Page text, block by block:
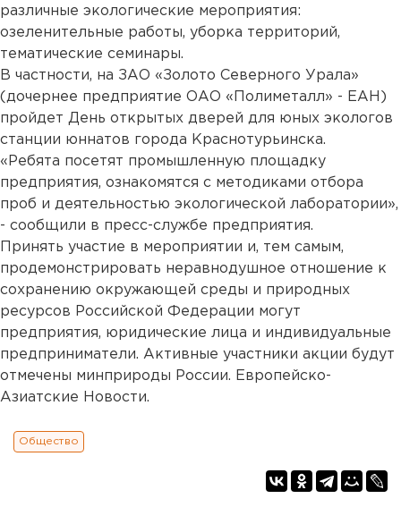
различные экологические мероприятия:
озеленительные работы, уборка территорий,
тематические семинары.
В частности, на ЗАО «Золото Северного Урала»
(дочернее предприятие ОАО «Полиметалл» - ЕАН)
пройдет День открытых дверей для юных экологов
станции юннатов города Краснотурьинска.
«Ребята посетят промышленную площадку
предприятия, ознакомятся с методиками отбора
проб и деятельностью экологической лаборатории»,
- сообщили в пресс-службе предприятия.
Принять участие в мероприятии и, тем самым,
продемонстрировать неравнодушное отношение к
сохранению окружающей среды и природных
ресурсов Российской Федерации могут
предприятия, юридические лица и индивидуальные
предприниматели. Активные участники акции будут
отмечены минприроды России. Европейско-
Азиатские Новости.
Общество